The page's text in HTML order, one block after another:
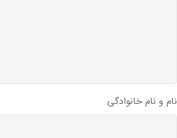
نام و نام خانوادگی